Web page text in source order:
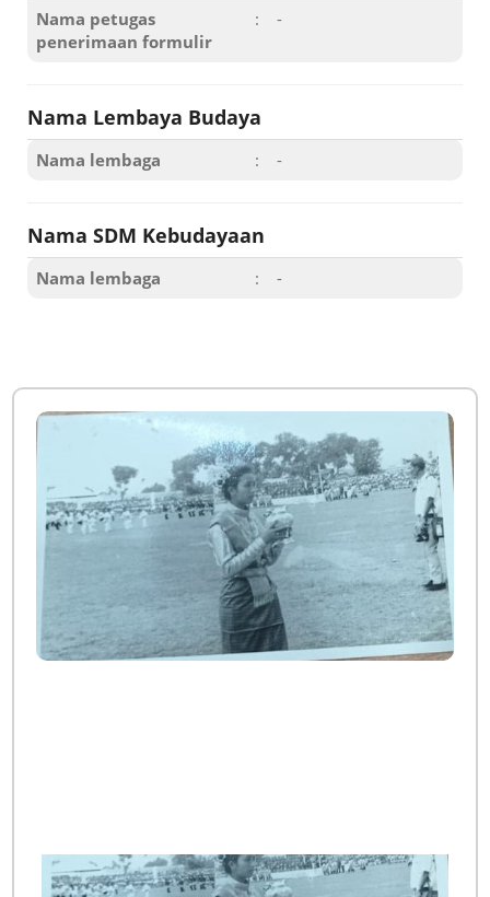
Nama petugas
penerimaan formulir
: -
Nama Lembaya Budaya
Nama lembaga : -
Nama SDM Kebudayaan
Nama lembaga : -